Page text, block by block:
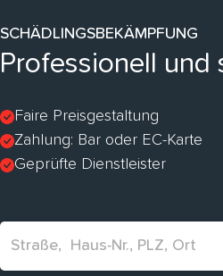
SCHÄDLINGSBEKÄMPFUNG
Professionell und
Faire Preisgestaltung
Zahlung: Bar oder EC-Karte
Geprüfte Dienstleister